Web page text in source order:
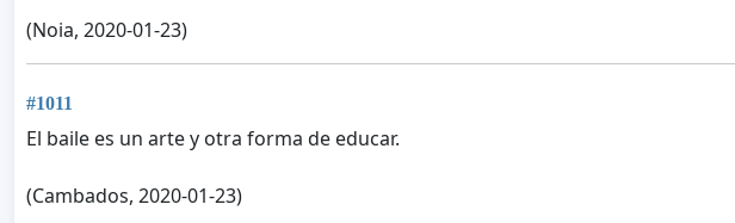
(Noia, 2020-01-23)
#1011
El baile es un arte y otra forma de educar.
(Cambados, 2020-01-23)